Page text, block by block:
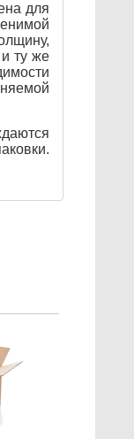
для
ту же